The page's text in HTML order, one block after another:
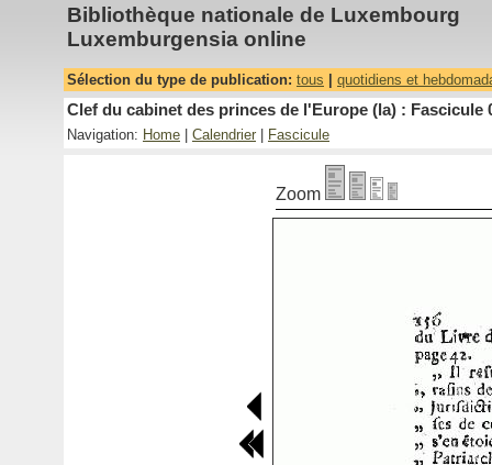
Bibliothèque nationale de Luxembourg
Luxemburgensia online
Sélection du type de publication: tous quotidiens et
Clef du cabinet des princes de l'Europe (la) : Fascicule
Navigation: Home Calendrier Fascicule
Zoom